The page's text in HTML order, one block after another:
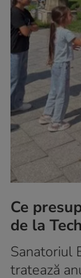
Ce
de la
Sanatoriul
tratează